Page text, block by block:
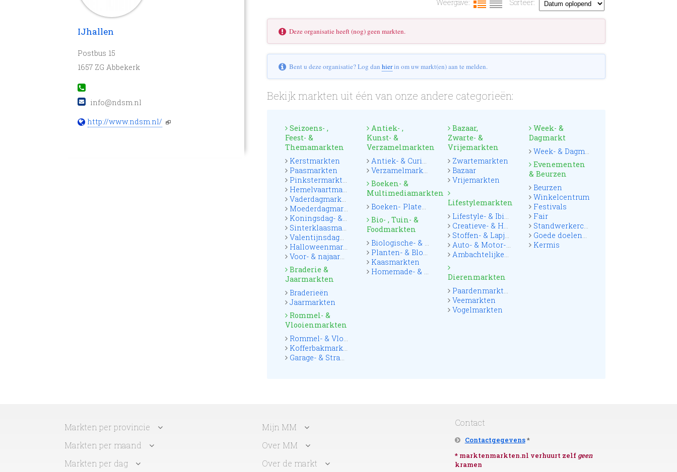
IJhallen
Postbus 15
1657 ZG Abbekerk
info@ndsm.nl
http://www.ndsm.nl/
Sorteer:
Weergave:
Deze organisatie heeft (nog) geen markten.
Bent u deze organisatie? Log dan hierin om uw markt(en) aan te melden.
Bekijk markten uit één van onze andere categorieën:
Seizoens- ,
Feest- &
Themamarkten
Kerstmarkten
Paasmarkten
Pinkstermarkten
Hemelvaartmarkten
Vaderdagmarkten
Moederdagmarkten
Koningsdag- & Oranjemarkten
Sinterklaasmarkten
Valentijnsdagmarkten
Halloweenmarkten
Voor- & najaarsmarkten
Braderie &
Jaarmarkten
Braderieën
Jaarmarkten
Rommel- &
Vlooienmarkten
Rommel- & Vlooienmarkten
Kofferbakmarkten
Garage- & Straatmarkten
Antiek- ,
Kunst- &
Verzamelmarkten
Antiek- & Curiosamarkten
Verzamelmarkten
Boeken- &
Multimediamarkten
Boeken- Platen & CD markten
Bio- , Tuin- &
Foodmarkten
Biologische- & Boerenmarkten
Planten- & Bloemenmarkten
Kaasmarkten
Homemade- & Foodmarkten
Bazaar,
Zwarte- &
Vrijemarkten
Zwartemarkten
Bazaar
Vrijemarkten
Lifestylemarkten
Lifestyle- & Ibizamarkten
Creatieve- & Hobbymarkten
Stoffen- & Lapjesmarkten
Auto- & Motor- & Truckmarkten
Ambachtelijke- & Streekmarkten
Dierenmarkten
Paardenmarkten
Veemarkten
Vogelmarkten
Week- &
Dagmarkt
Week- & Dagmarkten
Evenementen
& Beurzen
Beurzen
Winkelcentrum
Festivals
Fair
Standwerkerconcoursen
Goede doelenmarkten
Kermis
Markten per provincie
Markten per maand
Markten per dag
Mijn MM
Over MM
Over de markt
Contact
Contactgegevens*
* marktenmarkten.nl verhuurt zelf geen
kramen